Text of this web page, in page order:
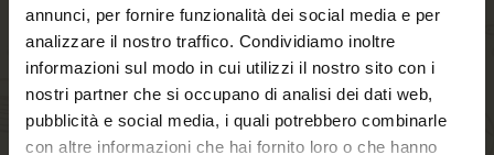
annunci, per fornire funzionalità dei social media e per
analizzare il nostro traffico. Condividiamo inoltre
informazioni sul modo in cui utilizzi il nostro sito con i
nostri partner che si occupano di analisi dei dati web,
pubblicità e social media, i quali potrebbero combinarle
con altre informazioni che hai fornito loro o che hanno
esordirà in occasione diMilano-Cortina 2026.In più,
comparirà nuovamentesulle tute degli atletidello sci
alpino, biathlon, salto, combinata nordica, sci fondo, freestyle
e snowboard, slittino pista naturale, slittino, skeleton e bob.